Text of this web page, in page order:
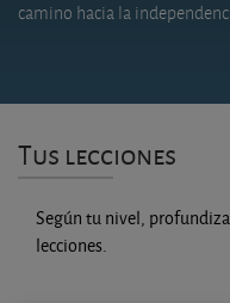
camino hacia la
Tus lecciones
Según tu nivel,
lecciones.